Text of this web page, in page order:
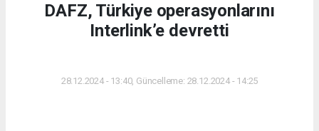
DAFZ, Türkiye operasyonlarını
Interlink’e devretti
28.12.2024 - 13:40, Güncelleme: 28.12.2024 - 14:25